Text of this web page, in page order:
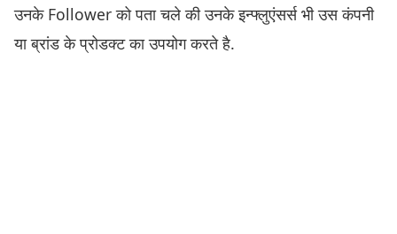
उनके Follower को पता चले की उनके इन्फ्लुएंसर्स भी उस कंपनी
या ब्रांड के प्रोडक्ट का उपयोग करते है.